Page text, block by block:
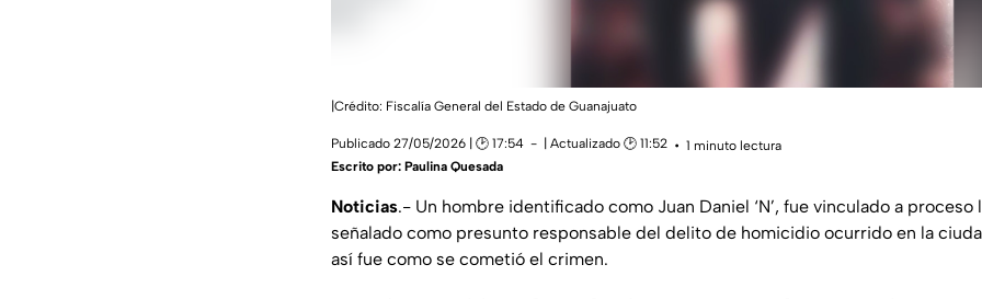
|Crédito: Fiscalía General del Estado de Guanajuato
Publicado 27/05/2026 | 🕑 17:54 | Actualizado 🕑 11:52
1 minuto lectura
Escrito por: Paulina Quesada
Noticias.- Un hombre identificado como Juan Daniel ‘N’, fue vinculado a proceso
señalado como presunto responsable del delito de homicidio ocurrido en la
así fue como se cometió el crimen.